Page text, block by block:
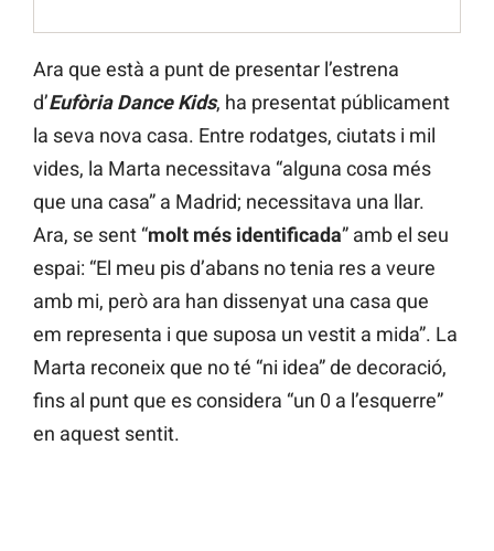
Ara que està a punt de presentar l’estrena
d’Eufòria Dance Kids, ha presentat públicament
la seva nova casa. Entre rodatges, ciutats i mil
vides, la Marta necessitava “alguna cosa més
que una casa” a Madrid; necessitava una llar.
Ara, se sent “molt més identificada” amb el seu
espai: “El meu pis d’abans no tenia res a veure
amb mi, però ara han dissenyat una casa que
em representa i que suposa un vestit a mida”. La
Marta reconeix que no té “ni idea” de decoració,
fins al punt que es considera “un 0 a l’esquerre”
en aquest sentit.